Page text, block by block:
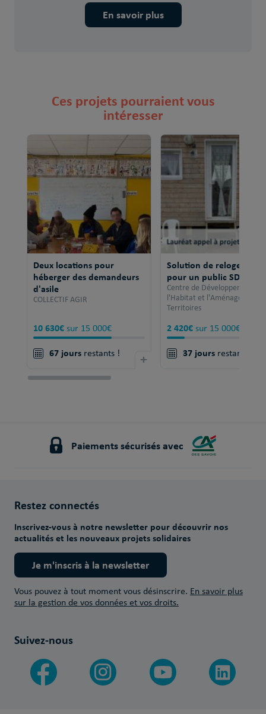
En savoir plus
Ces projets pourraient vous
intéresser
Deux locations pour
héberger des demandeurs
d'asile
COLLECTIF AGIR
10 630€ sur 15 000€
67 jours restants ! +
Solution de relogement
pour un public SDF
Centre de Développement
l'Habitat et l'Aménagement
Territoires
2 420€ sur 15 000€
37 jours restants !
Paiements sécurisés avec
Restez connectés
Inscrivez-vous à notre newsletter pour découvrir nos
actualités et les nouveaux projets solidaires
Je m'inscris à la newsletter
Vous pouvez à tout moment vous désinscrire. En savoir plus
sur la gestion de vos données et vos droits.
Suivez-nous